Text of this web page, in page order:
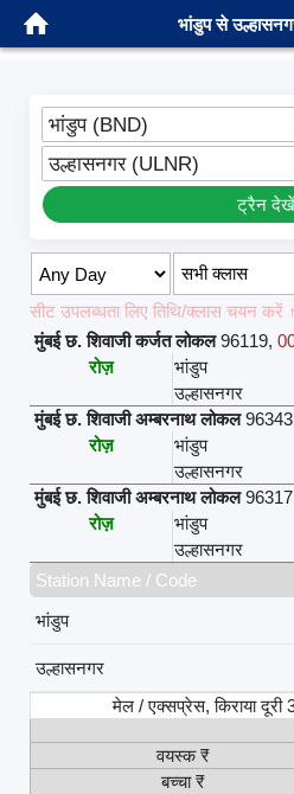
भांडुप से
भांडुप (BND)
उल्हासनगर (ULNR)
ट्रैन देखें
सीट उपलब्धता लिए तिथि/क्लास चयन करें ↑
मुंबई छ. शिवाजी कर्जत लोकल 96119,
रोज़
भांडुप
उल्हासनगर
मुंबई छ. शिवाजी अम्बरनाथ लोकल 96343
रोज़
भांडुप
उल्हासनगर
मुंबई छ. शिवाजी अम्बरनाथ लोकल 96317
रोज़
भांडुप
उल्हासनगर
Station Name / Code
भांडुप
उल्हासनगर
मेल / एक्सप्रेस, किराया दूरी
वयस्क ₹
बच्चा ₹